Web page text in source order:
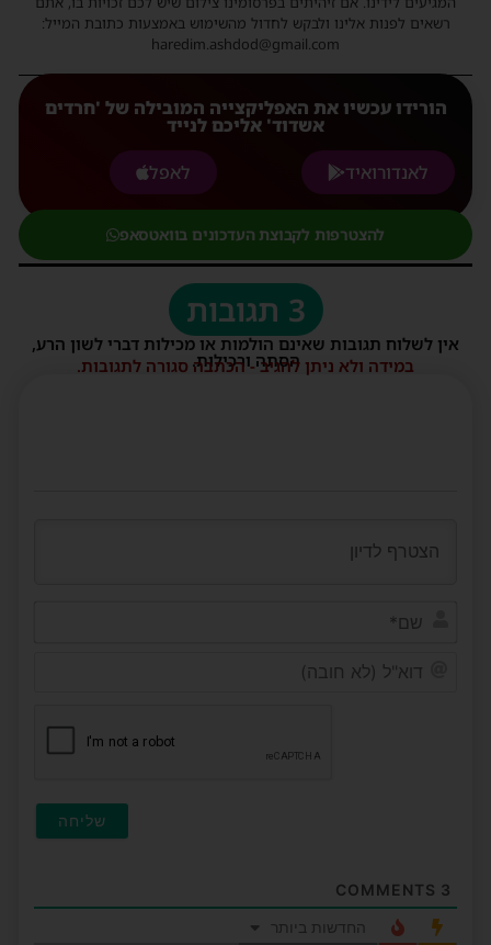
רשאים לפנות אלינו ולבקש לחדול מהשימוש באמצעות כתובת המייל:
haredim.ashdod@gmail.com
הורידו עכשיו את האפליקצייה המובילה של 'חרדים
אשדוד' אליכם לנייד
לאנדורואיד
לאפל
להצטרפות לקבוצת העדכונים בוואטסאפ
3 תגובות
אין לשלוח תגובות שאינם הולמות או מכילות דברי לשון הרע,
הסתה ורכילות.
במידה ולא ניתן להגיב - הכתבה סגורה לתגובות.
החדשות ביותר